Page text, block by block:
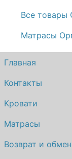
Все товары
Матрасы
Главная
Контакты
Кровати
Матрасы
Возврат и обмен